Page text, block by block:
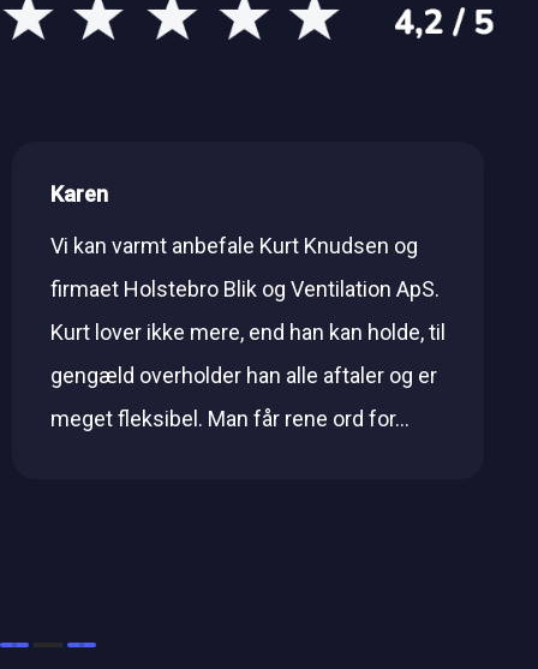
Karen
Vi kan varmt anbefale Kurt Knudsen og
firmaet Holstebro Blik og Ventilation ApS.
Kurt lover ikke mere, end han kan holde, til
gengæld overholder han alle aftaler og er
meget fleksibel. Man får rene ord for…